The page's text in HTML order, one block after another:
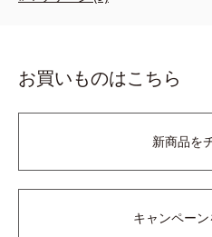
お買いものはこちら
新商品を
キャンペー